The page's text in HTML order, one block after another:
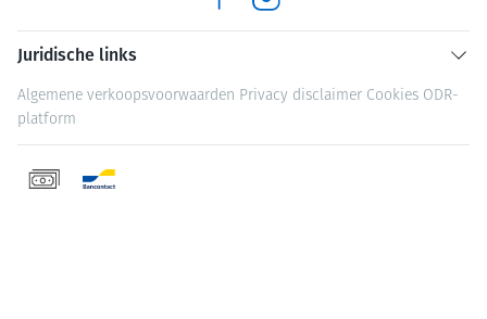
Juridische links
Algemene verkoopsvoorwaarden Privacy disclaimer Cookies ODR-
platform